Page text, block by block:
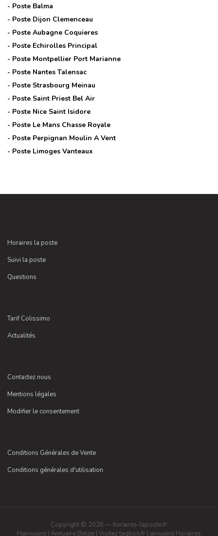
- Poste Balma
- Poste Dijon Clemenceau
- Poste Aubagne Coquieres
- Poste Echirolles Principal
- Poste Montpellier Port Marianne
- Poste Nantes Talensac
- Poste Strasbourg Meinau
- Poste Saint Priest Bel Air
- Poste Nice Saint Isidore
- Poste Le Mans Chasse Royale
- Poste Perpignan Moulin A Vent
- Poste Limoges Vanteaux
Horaires la poste
Suivi la poste
Questions
Tarif Colissimo
Actualités
Contactez nous
Mentions légales
Modifier le consentement
Conditions Générales de Vente
Conditions générales d'utilisation
Copyright © 2026 — horaires-laposte.fr
Hannuaire | Annuaire Belge | Visitez tagbox.fr | annuaire Horaires